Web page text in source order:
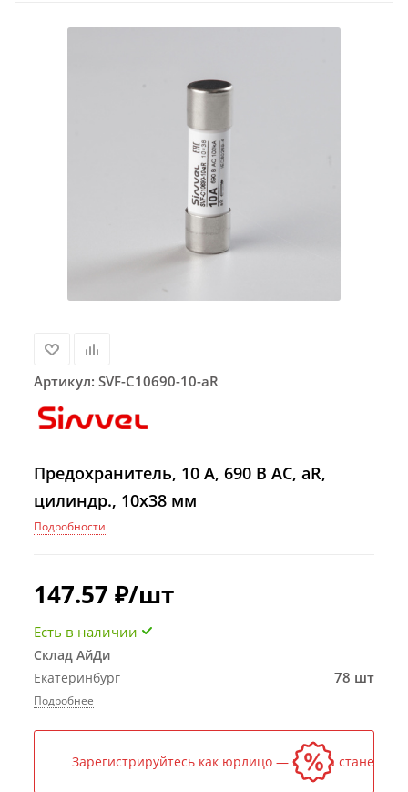
Артикул: SVF-C10690-10-aR
Предохранитель, 10 А, 690 В АС, aR,
цилиндр., 10х38 мм
Подробности
147.57 ₽/шт
Есть в наличии
Склад АйДи
Екатеринбург
78 шт
Подробнее
Зарегистрируйтесь как юрлицо — и цена станет